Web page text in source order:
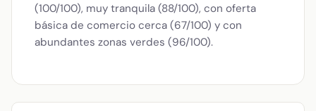
(100/100), muy tranquila (88/100), con oferta
básica de comercio cerca (67/100) y con
abundantes zonas verdes (96/100).